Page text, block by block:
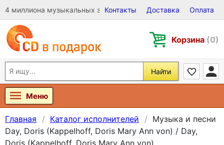
4 миллиона музыкальных записей на Виниле, CD и DVD
Контакты Доставка Оплата
Корзина (0)
Найти
Меню
Главная Каталог исполнителей
Музыка и песни
Day, Doris (Kappelhoff, Doris Mary Ann von) / Day,
Doris (Kappelhoff, Doris Mary Ann von)